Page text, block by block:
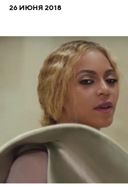
26 ИЮНЯ 2018